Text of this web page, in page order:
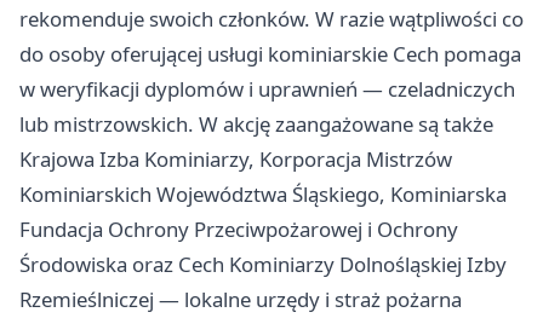
rekomenduje swoich członków. W razie wątpliwości co
do osoby oferującej usługi kominiarskie Cech pomaga
w weryfikacji dyplomów i uprawnień — czeladniczych
lub mistrzowskich. W akcję zaangażowane są także
Krajowa Izba Kominiarzy, Korporacja Mistrzów
Kominiarskich Województwa Śląskiego, Kominiarska
Fundacja Ochrony Przeciwpożarowej i Ochrony
Środowiska oraz Cech Kominiarzy Dolnośląskiej Izby
Rzemieślniczej — lokalne urzędy i straż pożarna